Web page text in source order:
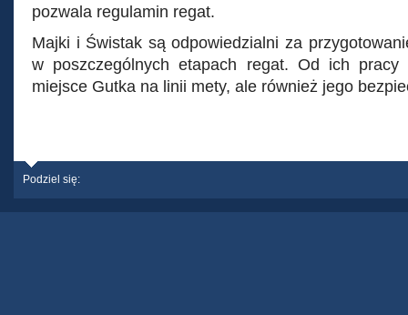
pozwala regulamin regat.
Majki i Świstak są odpowiedzialni za
w poszczególnych etapach regat. Od ich
miejsce Gutka na linii mety, ale również jego
Podziel się: